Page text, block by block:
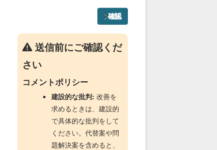
確認
送信前にご確認くだ
さい
コメントポリシー
建設的な批判: 改善を
求めるときは、建設的
で具体的な批判をして
ください。代替案や問
題解決案を含めると、